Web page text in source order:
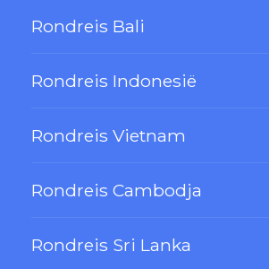
Rondreis Bali
Rondreis Indonesië
Rondreis Vietnam
Rondreis Cambodja
Rondreis Sri Lanka